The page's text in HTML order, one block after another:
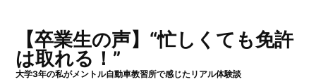
【卒業生の声】“忙しくても免許
は取れる！”
大学3年の私がメントル自動車教習所で感じたリアル体験談